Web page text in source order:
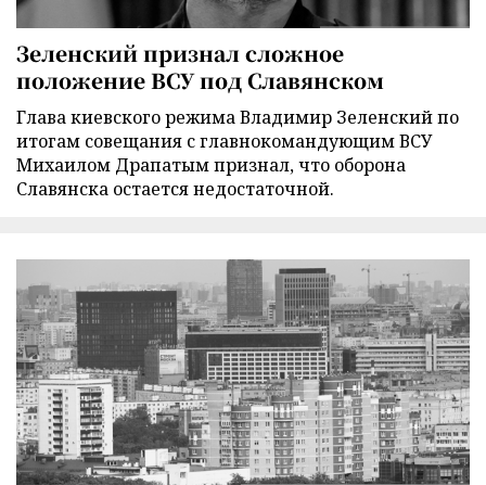
Зеленский признал сложное
положение ВСУ под Славянском
Глава киевского режима Владимир Зеленский по
итогам совещания с главнокомандующим ВСУ
Михаилом Драпатым признал, что оборона
Славянска остается недостаточной.